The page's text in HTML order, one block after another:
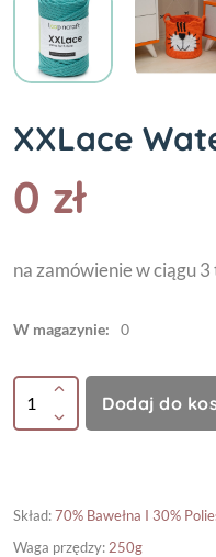
XXLace
0 zł
na zamówienie w ciągu
W magazynie: 0
Dodaj do
Skład:70% Bawełna I 30%
Waga przędzy: 250g